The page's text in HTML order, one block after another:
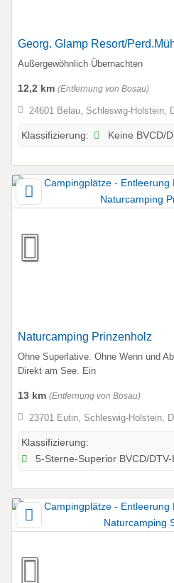
Georg. Glamp Resort/
Außergewöhnlich Übernachten
12,2 km (Entfernung von Bosau)
24601 Belau, Schleswig-Holstein,
Klassifizierung: Keine BVCD/
Naturcamping Prinzenholz
Ohne Superlative. Ohne Wenn und
Direkt am See. Ein
13 km (Entfernung von Bosau)
23701 Eutin, Schleswig-Holstein,
Klassifizierung:
5-Sterne-Superior BVCD/